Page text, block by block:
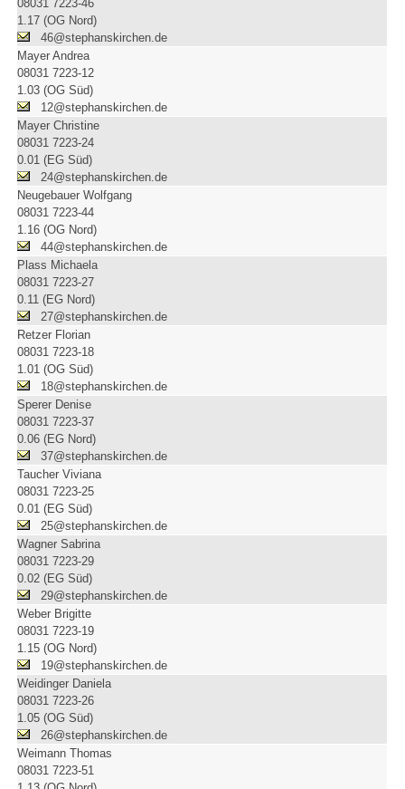
08031 7223-46
1.17 (OG Nord)
46@stephanskirchen.de
Mayer Andrea
08031 7223-12
1.03 (OG Süd)
12@stephanskirchen.de
Mayer Christine
08031 7223-24
0.01 (EG Süd)
24@stephanskirchen.de
Neugebauer Wolfgang
08031 7223-44
1.16 (OG Nord)
44@stephanskirchen.de
Plass Michaela
08031 7223-27
0.11 (EG Nord)
27@stephanskirchen.de
Retzer Florian
08031 7223-18
1.01 (OG Süd)
18@stephanskirchen.de
Sperer Denise
08031 7223-37
0.06 (EG Nord)
37@stephanskirchen.de
Taucher Viviana
08031 7223-25
0.01 (EG Süd)
25@stephanskirchen.de
Wagner Sabrina
08031 7223-29
0.02 (EG Süd)
29@stephanskirchen.de
Weber Brigitte
08031 7223-19
1.15 (OG Nord)
19@stephanskirchen.de
Weidinger Daniela
08031 7223-26
1.05 (OG Süd)
26@stephanskirchen.de
Weimann Thomas
08031 7223-51